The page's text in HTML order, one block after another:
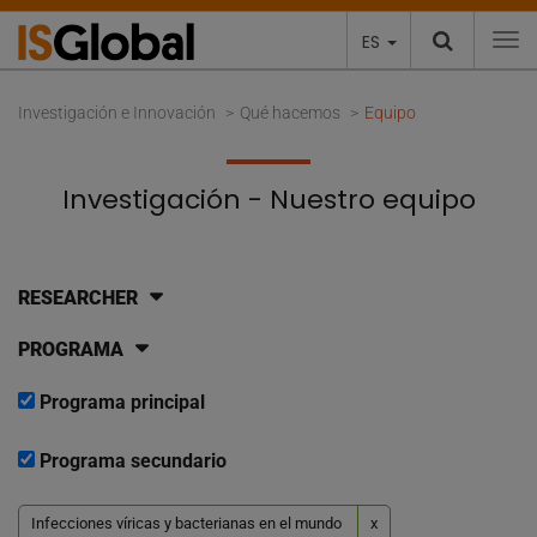
ES
Investigación e Innovación Qué hacemos Equipo
Investigación - Nuestro equipo
RESEARCHER
PROGRAMA
Programa principal
Programa secundario
Infecciones víricas y bacterianas en el mundo x